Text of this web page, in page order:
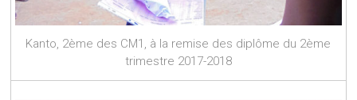
Kanto, 2ème des CM1, à la remise des diplôme du 2ème
trimestre 2017-2018